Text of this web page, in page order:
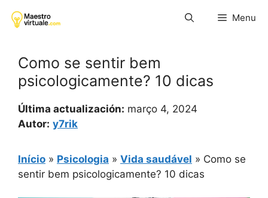
para
Menu
Como se sentir bem
psicologicamente? 10 dicas
Última actualización: março 4, 2024
Autor: y7rik
Início » Psicologia » Vida saudável » Como se
sentir bem psicologicamente? 10 dicas